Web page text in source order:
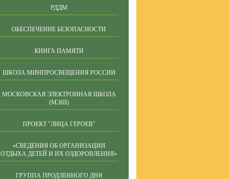
РДДМ
ОБЕСПЕЧЕНИЕ БЕЗОПАСНОСТИ
КНИГА ПАМЯТИ
ШКОЛА МИНПРОСВЕЩЕНИЯ РОССИИ
МОСКОВСКАЯ ЭЛЕКТРОННАЯ ШКОЛА
(МЭШ)
ПРОЕКТ "ЛИЦА ГЕРОЕВ"
«СВЕДЕНИЯ ОБ ОРГАНИЗАЦИИ
ОТДЫХА ДЕТЕЙ И ИХ ОЗДОРОВЛЕНИЯ»
ГРУППА ПРОДЛЕННОГО ДНЯ